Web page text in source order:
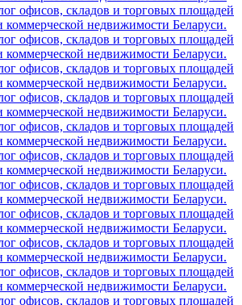
офисов, складов и торговых площадей
коммерческой недвижимости Беларуси.
офисов, складов и торговых площадей
коммерческой недвижимости Беларуси.
офисов, складов и торговых площадей
коммерческой недвижимости Беларуси.
офисов, складов и торговых площадей
коммерческой недвижимости Беларуси.
офисов, складов и торговых площадей
коммерческой недвижимости Беларуси.
офисов, складов и торговых площадей
коммерческой недвижимости Беларуси.
офисов, складов и торговых площадей
коммерческой недвижимости Беларуси.
офисов, складов и торговых площадей
коммерческой недвижимости Беларуси.
офисов, складов и торговых площадей
коммерческой недвижимости Беларуси.
офисов, складов и торговых площадей
коммерческой недвижимости Беларуси.
офисов, складов и торговых площадей